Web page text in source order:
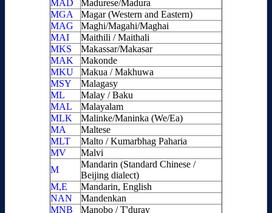
MAD
Madurese/Madura
MGA
Magar (Western and Eastern)
MAG
Maghi/Magahi/Maghai
MAI
Maithili / Maithali
MKS
Makassar/Makasar
MAK
Makonde
MKU
Makua / Makhuwa
MSY
Malagasy
ML
Malay / Baku
MAL
Malayalam
MLK
Malinke/Maninka (We/Ea)
MA
Maltese
MLT
Malto / Kumarbhag Paharia
MV
Malvi
M
Mandarin (Standard Chinese /
Beijing dialect)
M,E
Mandarin, English
NAN
Mandenkan
MNB
Manobo / T'duray